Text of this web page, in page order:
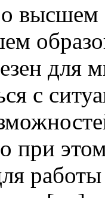
высшeм
для
с
при